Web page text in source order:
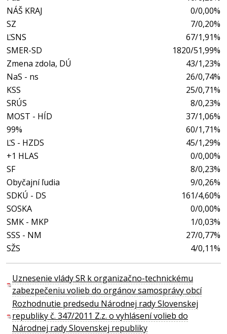
NÁŠ KRAJ
0/0,00%
SZ
7/0,20%
ĽSNS
67/1,91%
SMER-SD
1820/51,99%
Zmena zdola, DÚ
43/1,23%
NaS - ns
26/0,74%
KSS
25/0,71%
SRÚS
8/0,23%
MOST - HÍD
37/1,06%
99%
60/1,71%
ĽS - HZDS
45/1,29%
+1 HLAS
0/0,00%
SF
8/0,23%
Obyčajní ľudia
9/0,26%
SDKÚ - DS
161/4,60%
SOSKA
0/0,00%
SMK - MKP
1/0,03%
SSS - NM
27/0,77%
SŽS
4/0,11%
Uznesenie vlády SR k organizačno-technickému
zabezpečeniu volieb do orgánov samosprávy obcí
Rozhodnutie predsedu Národnej rady Slovenskej
republiky č. 347/2011 Z.z. o vyhlásení volieb do
Národnej rady Slovenskej republiky